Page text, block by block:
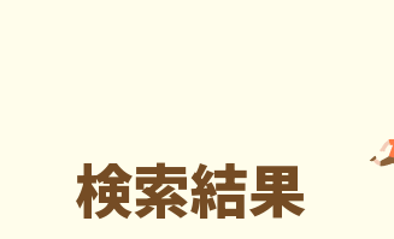
検索結果